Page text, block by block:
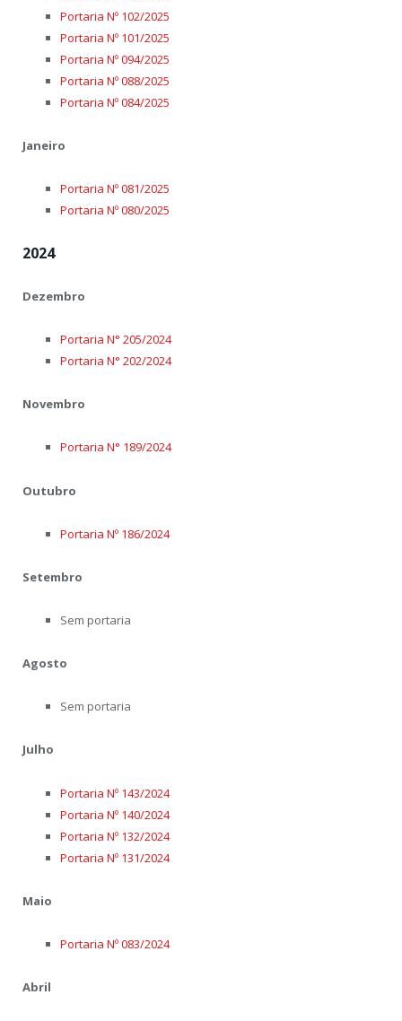
Portaria Nº 102/2025
Portaria Nº 101/2025
Portaria Nº 094/2025
Portaria Nº 088/2025
Portaria Nº 084/2025
Janeiro
Portaria Nº 081/2025
Portaria Nº 080/2025
2024
Dezembro
Portaria N° 205/2024
Portaria N° 202/2024
Novembro
Portaria N° 189/2024
Outubro
Portaria Nº 186/2024
Setembro
Sem portaria
Agosto
Sem portaria
Julho
Portaria Nº 143/2024
Portaria Nº 140/2024
Portaria Nº 132/2024
Portaria Nº 131/2024
Maio
Portaria Nº 083/2024
Abril